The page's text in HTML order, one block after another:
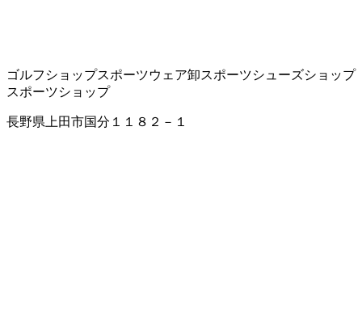
ゴルフショップスポーツウェア卸スポーツシューズショップ
スポーツショップ
長野県上田市国分１１８２－１